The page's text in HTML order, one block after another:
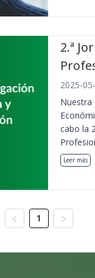
2.ª
2025-
Nuestra
cabo la
Leer más
1